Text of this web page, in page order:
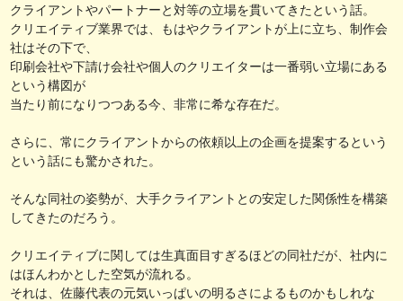
クライアントやパートナーと対等の立場を貫いてきたという話。
クリエイティブ業界では、もはやクライアントが上に立ち、制作会
社はその下で、
印刷会社や下請け会社や個人のクリエイターは一番弱い立場にある
という構図が
当たり前になりつつある今、非常に希な存在だ。
さらに、常にクライアントからの依頼以上の企画を提案するという
という話にも驚かされた。
そんな同社の姿勢が、大手クライアントとの安定した関係性を構築
してきたのだろう。
クリエイティブに関しては生真面目すぎるほどの同社だが、社内に
はほんわかとした空気が流れる。
それは、佐藤代表の元気いっぱいの明るさによるものかもしれな